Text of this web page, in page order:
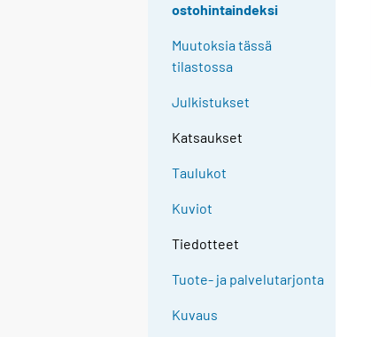
ostohintaindeksi
Muutoksia tässä
tilastossa
Julkistukset
Katsaukset
Taulukot
Kuviot
Tiedotteet
Tuote- ja palvelutarjonta
Kuvaus